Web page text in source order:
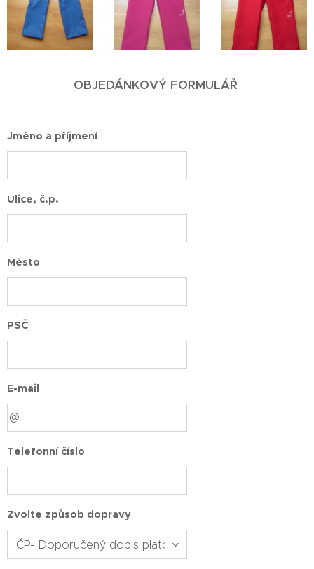
OBJEDÁNKOVÝ FORMULÁŘ
Jméno a příjmení
Ulice, č.p.
Město
PSČ
E-mail
Telefonní číslo
Zvolte způsob dopravy